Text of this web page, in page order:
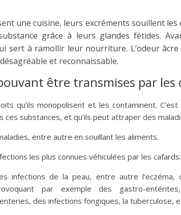
une cuisine, leurs excréments souillent
grâce à leurs glandes fétides.
sert à ramollir leur nourriture. L’odeur
et reconnaissable.
être transmises par les
qu’ils monopolisent et les contaminent.
substances, et qu’ils peut attraper des
entre autre en souillant les aliments.
les plus connues véhiculées par les cafards:
infections de la peau, entre autre l’eczéma,
par exemple des gastro-
des infections fongiques, la tuberculose,